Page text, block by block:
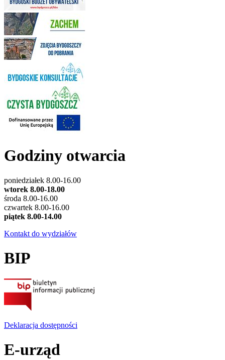
Godziny otwarcia
poniedziałek 8.00-16.00
wtorek 8.00-18.00
środa 8.00-16.00
czwartek 8.00-16.00
piątek 8.00-14.00
Kontakt do wydziałów
BIP
Deklaracja dostępności
E-urząd